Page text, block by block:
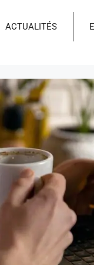
ACTUALITÉS